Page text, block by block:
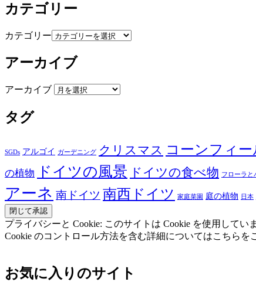
カテゴリー
カテゴリー
アーカイブ
アーカイブ
タグ
SGDs アルゴイ ガーデニング クリスマス コーンフィ
の植物
ドイツの風景 ドイツの食べ物 フローラと
アーネ 南ドイツ 南西ドイツ 家庭菜園 庭の植物 日本
プライバシーと Cookie: このサイトは Cookie を使用して
Cookie のコントロール方法を含む詳細についてはこちらを
お気に入りのサイト